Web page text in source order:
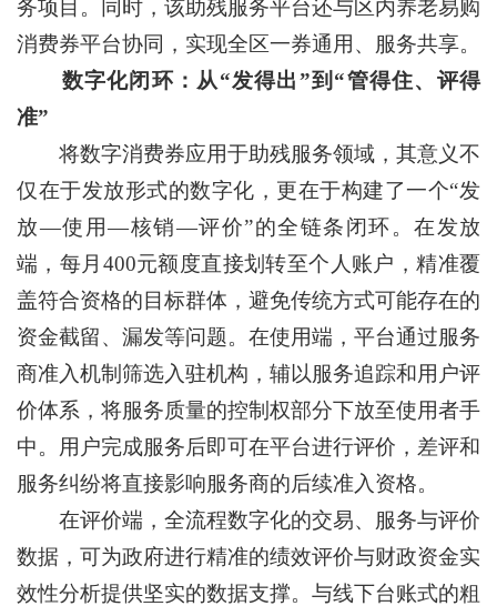
务项目。同时，该助残服务平台还与区内养老易购
消费券平台协同，实现全区一券通用、服务共享。
数字化闭环：从“发得出”到“管得住、评得
准”
将数字消费券应用于助残服务领域，其意义不
仅在于发放形式的数字化，更在于构建了一个“发
放—使用—核销—评价”的全链条闭环。在发放
端，每月400元额度直接划转至个人账户，精准覆
盖符合资格的目标群体，避免传统方式可能存在的
资金截留、漏发等问题。在使用端，平台通过服务
商准入机制筛选入驻机构，辅以服务追踪和用户评
价体系，将服务质量的控制权部分下放至使用者手
中。用户完成服务后即可在平台进行评价，差评和
服务纠纷将直接影响服务商的后续准入资格。
在评价端，全流程数字化的交易、服务与评价
数据，可为政府进行精准的绩效评价与财政资金实
效性分析提供坚实的数据支撑。与线下台账式的粗